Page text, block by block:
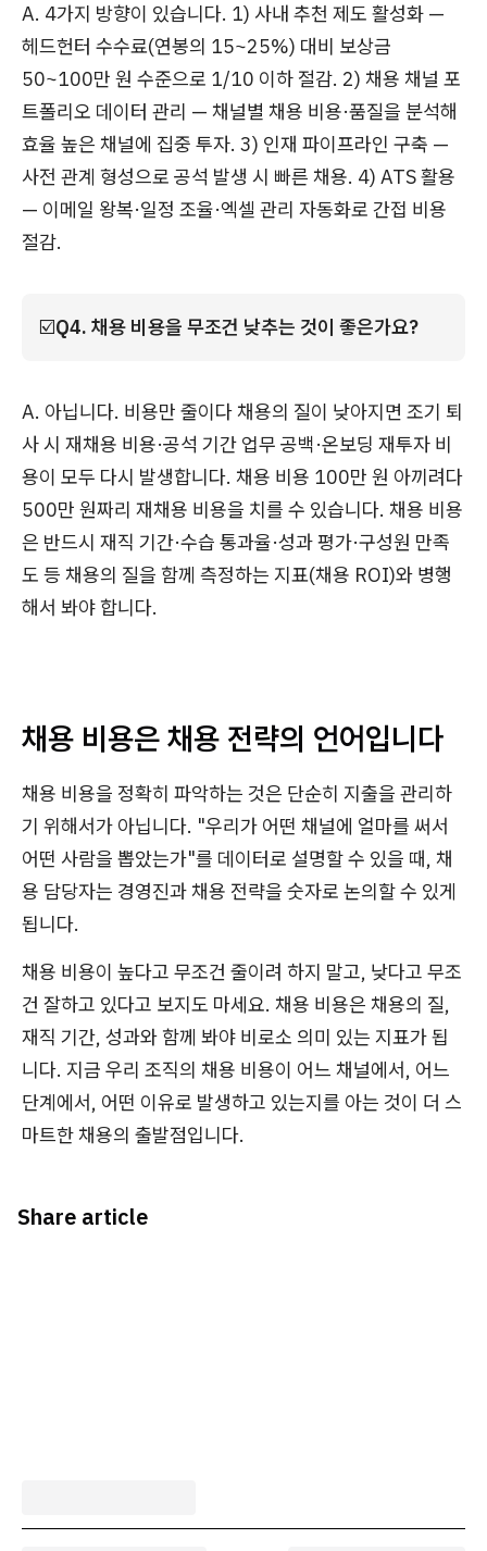
A. 4가지 방향이 있습니다. 1) 사내 추천 제도 활성화 —
헤드헌터 수수료(연봉의 15~25%) 대비 보상금
50~100만 원 수준으로 1/10 이하 절감. 2) 채용 채널 포
트폴리오 데이터 관리 — 채널별 채용 비용·품질을 분석해
효율 높은 채널에 집중 투자. 3) 인재 파이프라인 구축 —
사전 관계 형성으로 공석 발생 시 빠른 채용. 4) ATS 활용
— 이메일 왕복·일정 조율·엑셀 관리 자동화로 간접 비용
절감.
☑️Q4. 채용 비용을 무조건 낮추는 것이 좋은가요?
A. 아닙니다. 비용만 줄이다 채용의 질이 낮아지면 조기 퇴
사 시 재채용 비용·공석 기간 업무 공백·온보딩 재투자 비
용이 모두 다시 발생합니다. 채용 비용 100만 원 아끼려다
500만 원짜리 재채용 비용을 치를 수 있습니다. 채용 비용
은 반드시 재직 기간·수습 통과율·성과 평가·구성원 만족
도 등 채용의 질을 함께 측정하는 지표(채용 ROI)와 병행
해서 봐야 합니다.
채용 비용은 채용 전략의 언어입니다
채용 비용을 정확히 파악하는 것은 단순히 지출을 관리하
기 위해서가 아닙니다. "우리가 어떤 채널에 얼마를 써서
어떤 사람을 뽑았는가"를 데이터로 설명할 수 있을 때, 채
용 담당자는 경영진과 채용 전략을 숫자로 논의할 수 있게
됩니다.
채용 비용이 높다고 무조건 줄이려 하지 말고, 낮다고 무조
건 잘하고 있다고 보지도 마세요. 채용 비용은 채용의 질,
재직 기간, 성과와 함께 봐야 비로소 의미 있는 지표가 됩
니다. 지금 우리 조직의 채용 비용이 어느 채널에서, 어느
단계에서, 어떤 이유로 발생하고 있는지를 아는 것이 더 스
마트한 채용의 출발점입니다.
Share article